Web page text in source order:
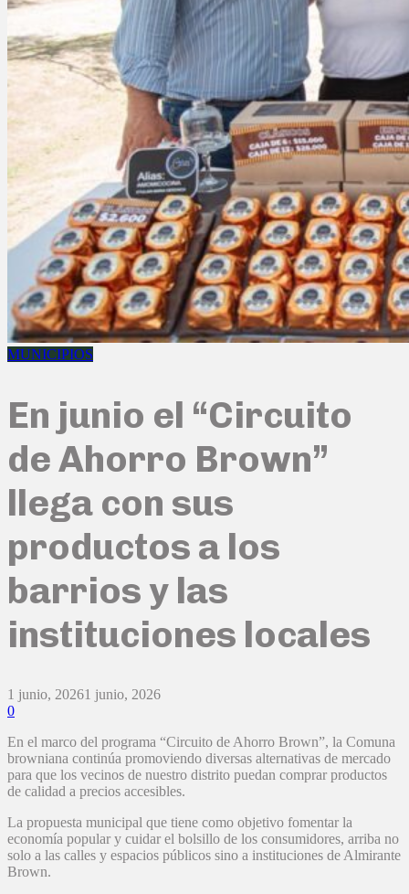
MUNICIPIOS
En junio el “Circuito
de Ahorro Brown”
llega con sus
productos a los
barrios y las
instituciones locales
1 junio, 20261 junio, 2026
0
En el marco del programa “Circuito de Ahorro Brown”, la Comuna
browniana continúa promoviendo diversas alternativas de mercado
para que los vecinos de nuestro distrito puedan comprar productos
de calidad a precios accesibles.
La propuesta municipal que tiene como objetivo fomentar la
economía popular y cuidar el bolsillo de los consumidores, arriba no
solo a las calles y espacios públicos sino a instituciones de Almirante
Brown.